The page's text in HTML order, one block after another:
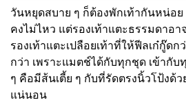
วันหยุดสบาย ๆ ก็ต้องพักเท้ากันหน่อ
คงไม่ไหว แต่รองเท้าแตะธรรมดาอา
รองเท้าแตะเปลือยเท้าที่ให้ฟีลเก๋กู๊ดก
กว่า เพราะแมตช์ได้กับทุกชุด เข้ากั
ๆ คือมีส้นเตี้ย ๆ กับที่รัดตรงนิ้วโป้งด้ว
แน่นอน